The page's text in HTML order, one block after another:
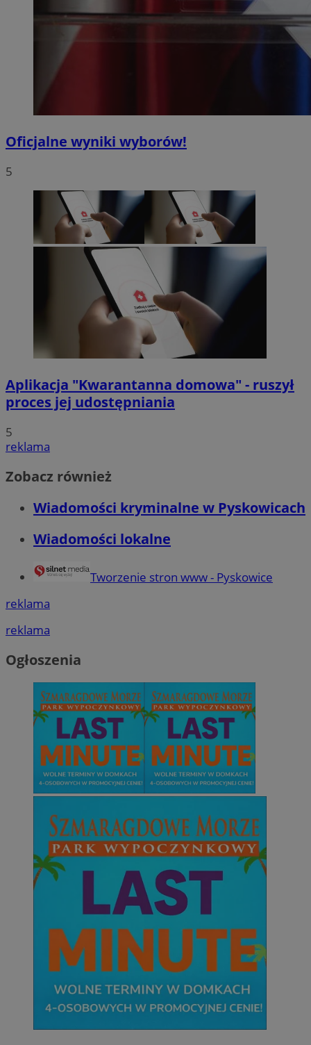
Oficjalne wyniki wyborów!
5
Aplikacja "Kwarantanna domowa" - ruszył
proces jej udostępniania
5
reklama
Zobacz również
Wiadomości kryminalne w Pyskowicach
Wiadomości lokalne
Tworzenie stron www - Pyskowice
reklama
reklama
Ogłoszenia